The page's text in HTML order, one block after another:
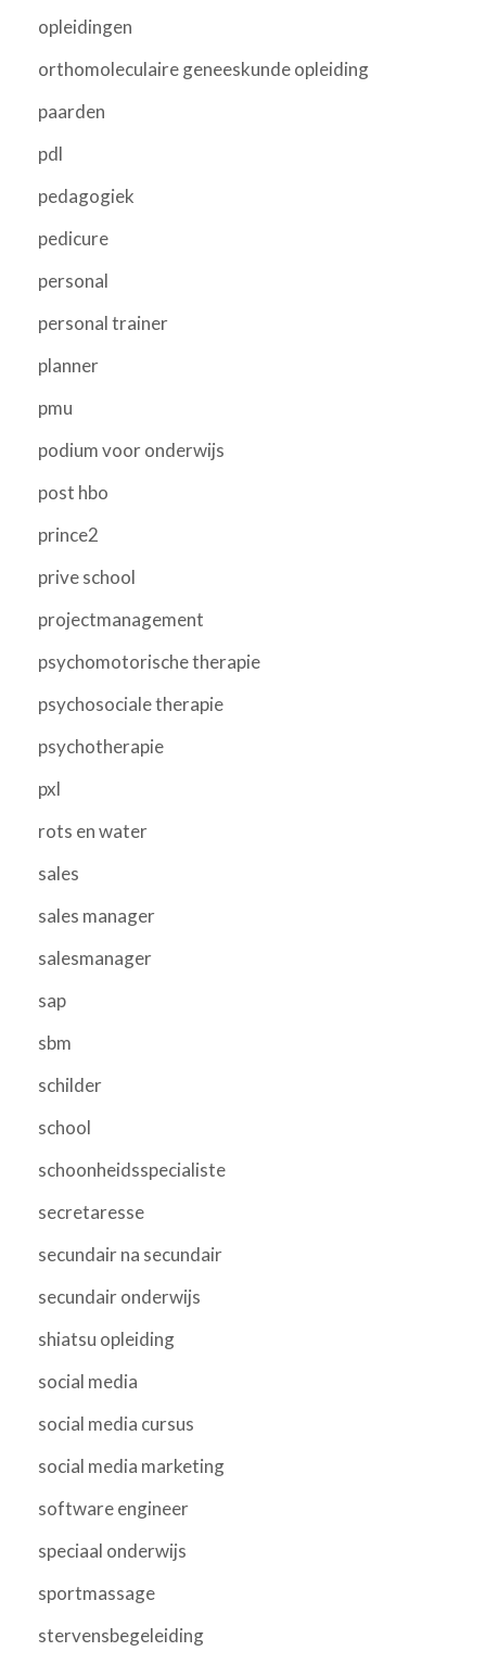
opleidingen
orthomoleculaire geneeskunde opleiding
paarden
pdl
pedagogiek
pedicure
personal
personal trainer
planner
pmu
podium voor onderwijs
post hbo
prince2
prive school
projectmanagement
psychomotorische therapie
psychosociale therapie
psychotherapie
pxl
rots en water
sales
sales manager
salesmanager
sap
sbm
schilder
school
schoonheidsspecialiste
secretaresse
secundair na secundair
secundair onderwijs
shiatsu opleiding
social media
social media cursus
social media marketing
software engineer
speciaal onderwijs
sportmassage
stervensbegeleiding